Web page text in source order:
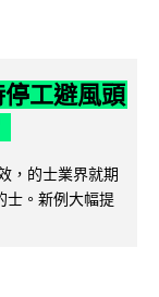
工避風頭
，的士業界就期
士。新例大幅提